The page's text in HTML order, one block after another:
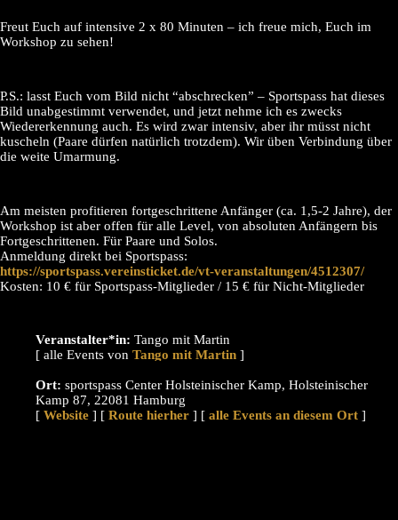
Freut Euch auf intensive 2 x 80 Minuten – ich freue mich, Euch im
Workshop zu sehen!
P.S.: lasst Euch vom Bild nicht “abschrecken” – Sportspass hat dieses
Bild unabgestimmt verwendet, und jetzt nehme ich es zwecks
Wiedererkennung auch. Es wird zwar intensiv, aber ihr müsst nicht
kuscheln (Paare dürfen natürlich trotzdem). Wir üben Verbindung über
die weite Umarmung.
Am meisten profitieren fortgeschrittene Anfänger (ca. 1,5-2 Jahre), der
Workshop ist aber offen für alle Level, von absoluten Anfängern bis
Fortgeschrittenen. Für Paare und Solos.
Anmeldung direkt bei Sportspass:
https://sportspass.vereinsticket.de/vt-veranstaltungen/4512307/
Kosten: 10 € für Sportspass-Mitglieder / 15 € für Nicht-Mitglieder
Veranstalter*in: Tango mit Martin
[ alle Events von
]
Ort: sportspass Center Holsteinischer Kamp, Holsteinischer
Kamp 87, 22081 Hamburg
[ Website ] [ Route hierher ] [ alle Events an diesem Ort ]